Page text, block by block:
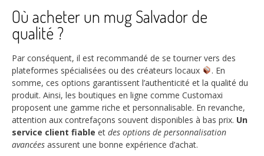
Où acheter un mug Salvador de
qualité ?
Par conséquent, il est recommandé de se tourner vers des
plateformes spécialisées ou des créateurs locaux
. En
somme, ces options garantissent l’authenticité et la qualité du
produit. Ainsi, les boutiques en ligne comme Customaxi
proposent une gamme riche et personnalisable. En revanche,
attention aux contrefaçons souvent disponibles à bas prix. Un
service client fiable et des options de personnalisation
avancées assurent une bonne expérience d’achat.